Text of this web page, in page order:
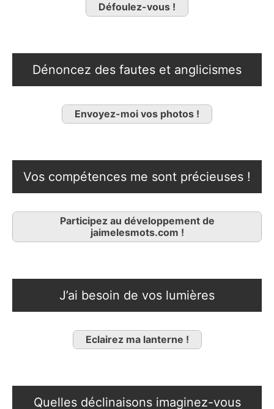
Défoulez-vous !
Dénoncez des fautes et anglicismes
Envoyez-moi vos photos !
Vos compétences me sont précieuses !
Participez au développement de
jaimelesmots.com !
J’ai besoin de vos lumières
Eclairez ma lanterne !
Quelles déclinaisons imaginez-vous